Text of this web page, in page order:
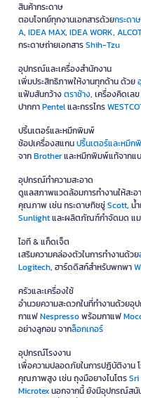
สินค้ากระดาษ
ตอบโจทย์ทุกงานเอกสารด้วยกระดาษ
A, IDEA MAX, IDEA WORK,
กระดาษถ่ายเอกสารShih-Tzu
อุปกรณ์และเครื่องสำนักงาน
เพิ่มประสิทธิภาพให้งานทุกด้าน ด้วย
แฟ้มสันกว้างตราช้าง, เครื่องคิดเลข
ปากกาPentelและกรรไกร
ปริ้นเตอร์และหมึกพิมพ์
ช้อปเครื่องสแกนปริ้นเตอร์และหมึก
จากBrotherและหมึกพิมพ์แท้จากแ
อุปกรณ์ทำความสะอาด
ดูแลสภาพแวดล้อมการทำงานให้สะ
คุณภาพ เช่น กระดาษทิชชู่Scott, น้
Sunlightและผลิตภัณฑ์กำจัดมด แม
ไอที & แก็ดเจ็ต
เสริมความคล่องตัวในการทำงานด้วย
Logitech, ฮาร์ดดิสก์สำหรับพกพา
ครัวและเครื่องใช้
อำนวยความสะดวกในที่ทำงานด้วยอุ
กาแฟNespressoพร้อมกาแฟ
อย่างลูกอม จากล็อกเกอร์
อุปกรณ์โรงงาน
เพื่อความปลอดภัยในการปฏิบัติงาน
คุณภาพสูง เช่น ถุงมือยางไนโตรSri
Microtexนอกจากนี้ ยังมีอุปกรณ์สนั